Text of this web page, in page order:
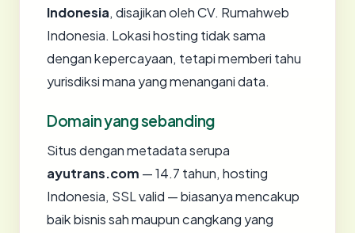
Indonesia, disajikan oleh CV. Rumahweb
Indonesia. Lokasi hosting tidak sama
dengan kepercayaan, tetapi memberi tahu
yurisdiksi mana yang menangani data.
Domain yang sebanding
Situs dengan metadata serupa
ayutrans.com — 14.7 tahun, hosting
Indonesia, SSL valid — biasanya mencakup
baik bisnis sah maupun cangkang yang